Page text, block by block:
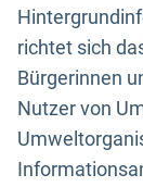
richtet sich
Bürgerinnen
Nutzer von